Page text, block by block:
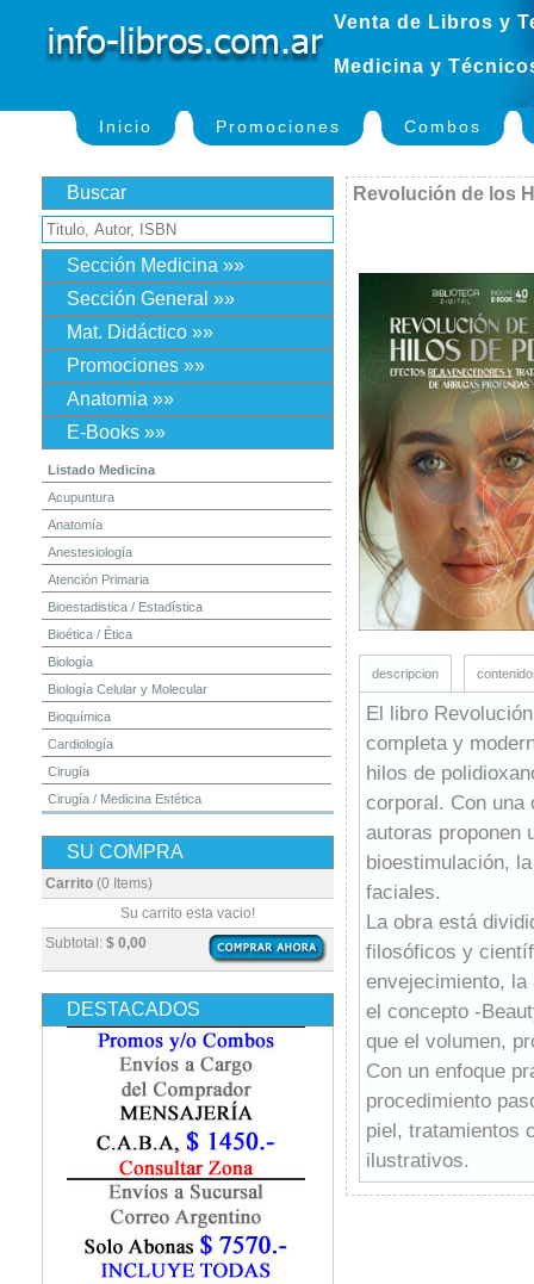
Venta de Libros y
Medicina y
Inicio Promociones Combos
Buscar
Sección Medicina »»
Sección General »»
Mat. Didáctico »»
Promociones »»
Anatomia »»
E-Books »»
Listado Medicina
Acupuntura
Anatomía
Anestesiología
Atención Primaria
Bioestadistica / Estadística
Bioética / Ética
Biología
Biología Celular y Molecular
Bioquímica
Cardiología
Cirugía
Cirugía / Medicina Estética
Dermatología
Diagnóstico por Imagen / Radiología
Embriología
Enfermería
Epidemiología
Farmacia / Farmacología
Fisiatría / Kinesiología
Fisiología / Fisiopatología
Fonoaudiología
Gastroenterología
Geriatría
Ginecología / Obstetricia
SU COMPRA
Carrito (0 Items)
Subtotal: $ 0,00
Su carrito esta vacio!
DESTACADOS
Revolución de los
descripcion
El libro
completa y
hilos de
corporal. Con
autoras proponen
bioestimulación,
faciales.
La obra está
filosóficos y
envejecimiento,
el concepto -
que el volumen,
Con un enfoque
procedimiento
piel, tratamientos
ilustrativos.
Las autoras